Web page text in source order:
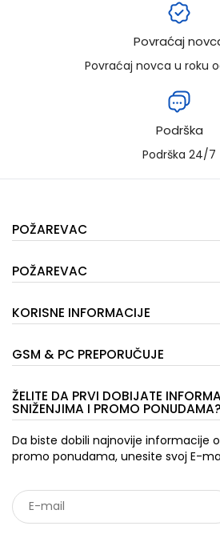
Povraćaj
Povraćaj novca u roku
Podrška
Podrška 24/7
POŽAREVAC
POŽAREVAC
KORISNE INFORMACIJE
GSM & PC PREPORUČUJE
ŽELITE DA PRVI DOBIJATE
SNIŽENJIMA I PROMO PONUDAMA?
Da biste dobili najnovije informacije
promo ponudama, unesite svoj E-